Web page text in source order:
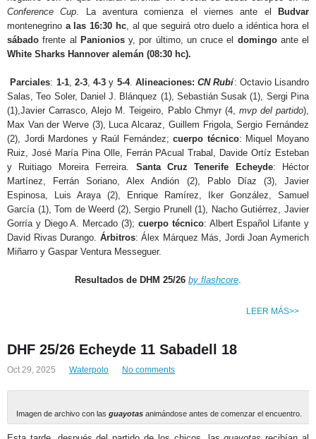
Conference Cup. La aventura comienza el viernes ante el
Budvar
montenegrino a las 16:30 hc, al que seguirá otro duelo a idéntica hora el
sábado frente al Panioniosy, por último, un cruce el domingoante el
White Sharks Hannover alemán (08:30 hc).
Parciales: 1-1, 2-3,4-3 y 5-4. Alineaciones:CN Rubí: Octavio Lisandro
Salas, Teo Soler, Daniel J. Blánquez (1), Sebastián Susak (1), Sergi Pina
(1),Javier Carrasco, Alejo M. Teigeiro, Pablo Chmyr (4, mvp del partido),
Max Van der Werve (3), Luca Alcaraz, Guillem Frigola, Sergio Fernández
(2), Jordi Mardones y Raúl Fernández;cuerpo técnico: Miquel Moyano
Ruiz, José María Pina Olle, Ferrán PAcual Trabal, Davide Ortíz Esteban
y Ruitiago Moreira Ferreira. Santa Cruz Tenerife Echeyde: Héctor
Martínez, Ferrán Soriano, Alex Andión (2), Pablo Díaz (3), Javier
Espinosa, Luis Araya (2), Enrique Ramírez, Iker González, Samuel
García (1), Tom de Weerd (2), Sergio Prunell (1), Nacho Gutiérrez, Javier
Gorría y Diego A. Mercado (3); cuerpo técnico: Albert Español Lifante y
David Rivas Durango. Árbitros: Álex Márquez Más, Jordi Joan Aymerich
Miñarro y Gaspar Ventura Messeguer.
Resultados de DHM 25/26 by flashcore.
LEER MÁS>>
DHF 25/26 Echeyde 11 Sabadell 18
Oct 29, 2025 Waterpolo No comments
Imagen de archivo con las guayotasanimándose antes de comenzar el encuentro.